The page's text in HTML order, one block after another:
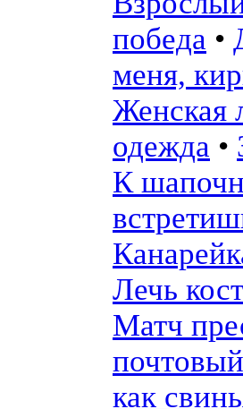
победа •
меня,
Женская
одежда •
К
Лечь
Матч
как